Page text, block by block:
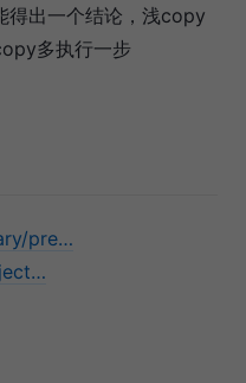
得出一个结论，浅copy
多执行一步
pre…